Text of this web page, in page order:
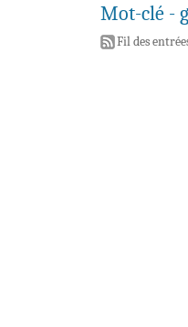
Mot-clé -
Fil des